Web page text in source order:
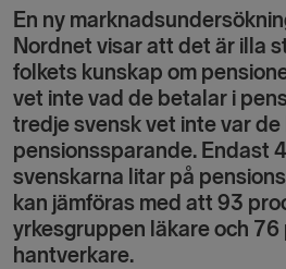
En ny
Nordnet visar att det är illa
folkets kunskap om
vet inte vad de betalar i
tredje svensk vet inte var de
pensionssparande. Endast
svenskarna litar på
kan jämföras med att 93
yrkesgruppen läkare och
hantverkare.